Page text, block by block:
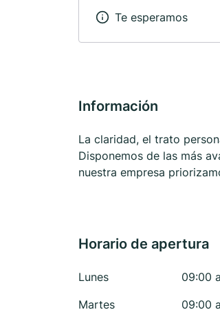
Te esperamos
Información
La claridad, el trato
Disponemos de las más
nuestra empresa
Horario de apertura
Lunes
09:00
Martes
09:00